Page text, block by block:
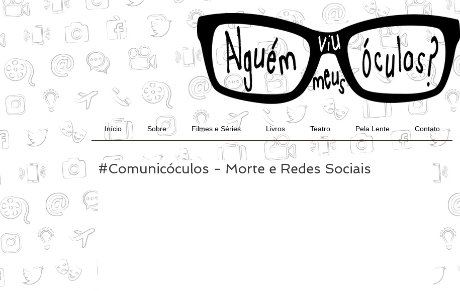
#Comunicóculos - Morte e Redes Sociais
Início Sobre Filmes e Séries Livros Teatro Pela Lente Contato